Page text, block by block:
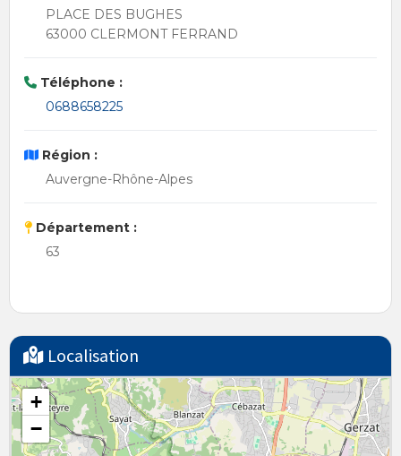
PLACE DES BUGHES
63000 CLERMONT FERRAND
Téléphone :
0688658225
Région :
Auvergne-Rhône-Alpes
Département :
63
Localisation
+
−